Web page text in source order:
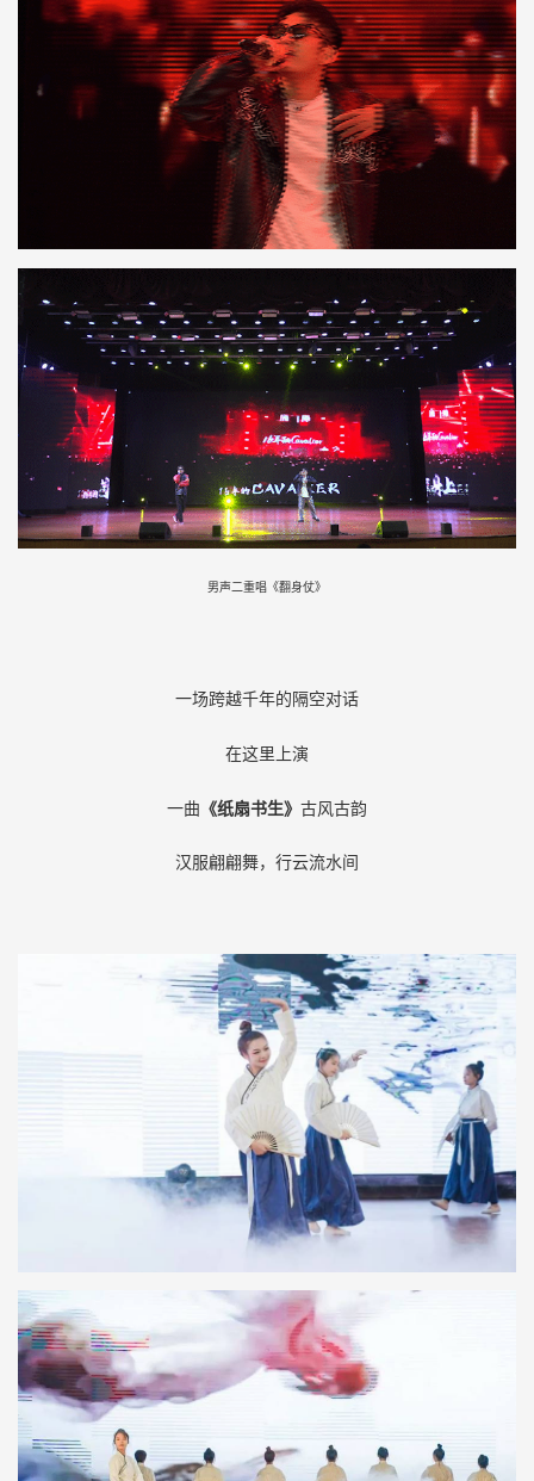
男声二重唱《翻身仗》
一场跨越千年的隔空对话
在这里上演
一曲 《纸扇书生》 古风古韵
汉服翩翩舞，行云流水间